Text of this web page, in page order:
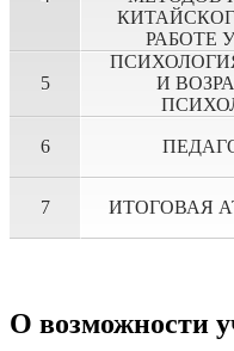
РАБОТЕ
5
И
6
7 ИТОГОВАЯ
О возможности